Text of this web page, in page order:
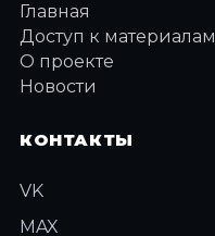
Главная
Доступ к материалам
О проекте
Новости
КОНТАКТЫ
VK
MAX